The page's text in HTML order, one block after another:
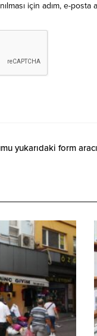
için adım, e-
yukarıdaki form